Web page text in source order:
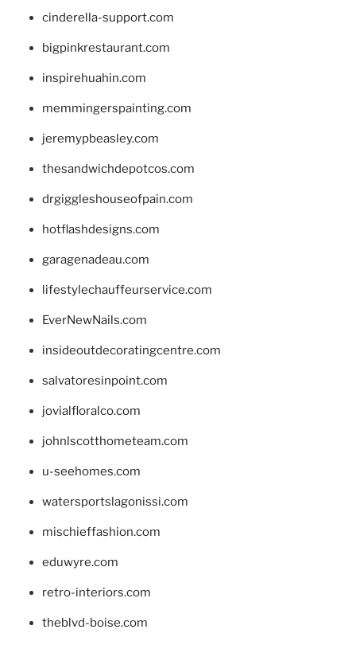
cinderella-support.com
bigpinkrestaurant.com
inspirehuahin.com
memmingerspainting.com
jeremypbeasley.com
thesandwichdepotcos.com
drgiggleshouseofpain.com
hotflashdesigns.com
garagenadeau.com
lifestylechauffeurservice.com
EverNewNails.com
insideoutdecoratingcentre.com
salvatoresinpoint.com
jovialfloralco.com
johnlscotthometeam.com
u-seehomes.com
watersportslagonissi.com
mischieffashion.com
eduwyre.com
retro-interiors.com
theblvd-boise.com